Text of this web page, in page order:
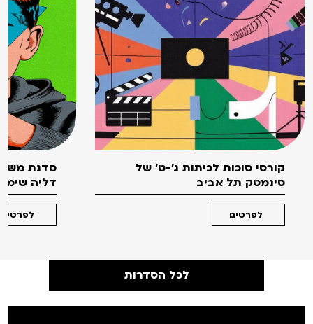
לכל הסדרות
קורסי סוכות לכיתות ג'-ט' של
סינמטק תל אביב
לפרטים
סדנת
דליה
לפרטים